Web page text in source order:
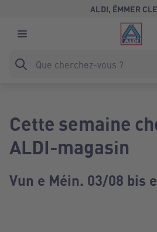
ALDI, ËMMER
Cette semaine
ALDI-magasin
Vun e Méin. 03/08 bis